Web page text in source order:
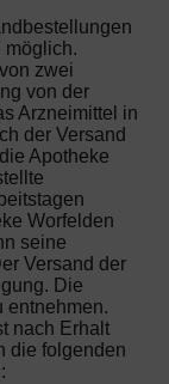
möglich.
zwei
von der
Arzneimittel in
der Versand
Apotheke
Worfelden
seine
Versand der
Die
entnehmen.
nach Erhalt
die folgenden